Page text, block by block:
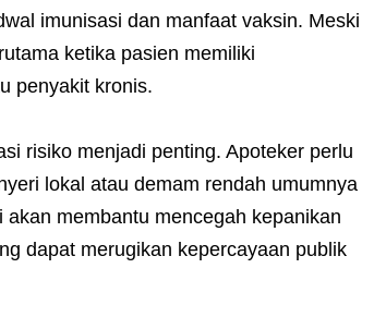
imunisasi dan manfaat vaksin. Meski
ketika pasien memiliki
penyakit kronis.
risiko menjadi penting. Apoteker perlu
lokal atau demam rendah umumnya
membantu mencegah kepanikan
dapat merugikan kepercayaan publik